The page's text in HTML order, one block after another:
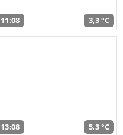
11:08 3,3 °C
13:08 5,3 °C